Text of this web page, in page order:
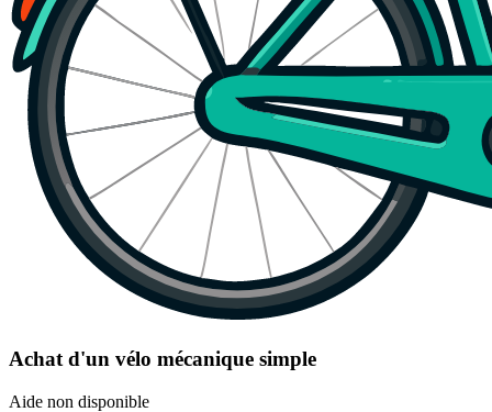
Achat d'un vélo mécanique simple
Aide non disponible